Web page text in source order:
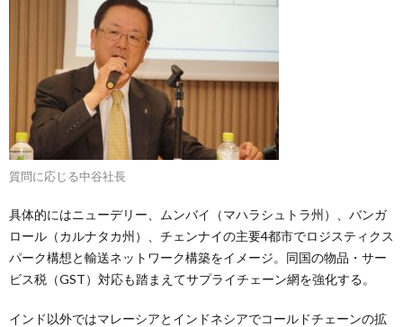
質問に応じる中谷社長
具体的にはニューデリー、ムンバイ（マハラシュトラ州）、バンガ
ロール（カルナタカ州）、チェンナイの主要4都市でロジスティクス
パーク構想と輸送ネットワーク構築をイメージ。同国の物品・サー
ビス税（GST）対応も踏まえてサプライチェーン網を強化する。
インド以外ではマレーシアとインドネシアでコールドチェーンの拡